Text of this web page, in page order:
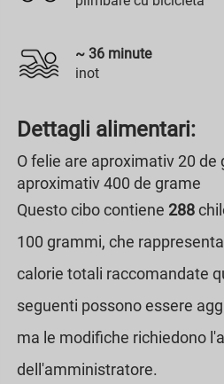
~ 36 minute
inot
Dettagli alimentari:
O felie are aproximativ 20 de
aproximativ 400 de grame
Questo cibo contiene 288
100 grammi, che
calorie totali raccomandate
seguenti possono essere
ma le modifiche richiedono
dell'amministratore.